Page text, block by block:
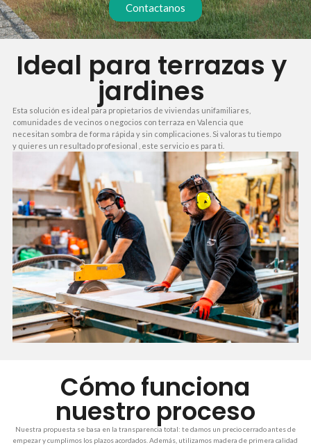
Contactanos
Ideal para terrazas y
jardines
Esta solución es ideal para propietarios de viviendas unifamiliares,
comunidades de vecinos o negocios con terraza en Valencia que
necesitan sombra de forma rápida y sin complicaciones. Si valoras tu tiempo
y quieres un resultado profesional , este servicio es para ti.
Cómo funciona
nuestro proceso
Nuestra propuesta se basa en la transparencia total: te damos un precio cerrado antes de
empezar y cumplimos los plazos acordados. Además, utilizamos madera de primera calidad